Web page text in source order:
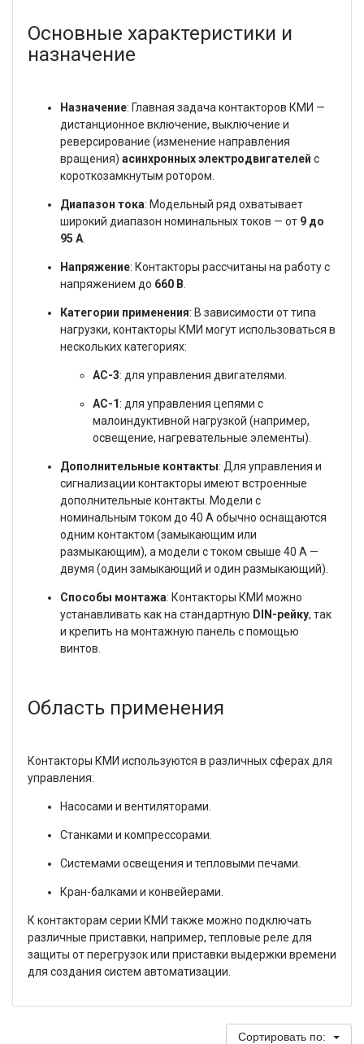
Основные характеристики и
назначение
Назначение: Главная задача контакторов КМИ —
дистанционное включение, выключение и
реверсирование (изменение направления
вращения) асинхронных электродвигателей с
короткозамкнутым ротором.
Диапазон тока: Модельный ряд охватывает
широкий диапазон номинальных токов — от 9 до
95 А.
Напряжение: Контакторы рассчитаны на работу с
напряжением до 660 В
Категории применения: В зависимости от типа
нагрузки, контакторы КМИ могут использоваться в
нескольких категориях:
АС-3: для управления двигателями.
АС-1: для управления цепями с
малоиндуктивной нагрузкой (например,
освещение, нагревательные элементы).
Дополнительные контакты: Для управления и
сигнализации контакторы имеют встроенные
дополнительные контакты. Модели с
номинальным током до 40 А обычно оснащаются
одним контактом (замыкающим или
размыкающим), а модели с током свыше 40 А —
двумя (один замыкающий и один размыкающий).
Способы монтажа: Контакторы КМИ можно
устанавливать как на стандартную DIN-рейку, так
и крепить на монтажную панель с помощью
винтов.
Область применения
Контакторы КМИ используются в различных сферах для
управления:
Насосами и вентиляторами.
Станками и компрессорами.
Системами освещения и тепловыми печами.
Кран-балками и конвейерами.
К контакторам серии КМИ также можно подключать
различные приставки, например, тепловые реле для
защиты от перегрузок или приставки выдержки времени
для создания систем автоматизации.
Сортировать по: